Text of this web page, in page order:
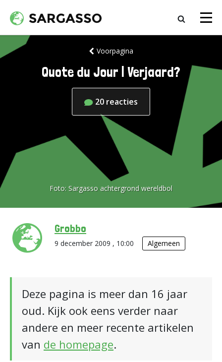
Voorpagina
Quote du Jour | Verjaard?
20 reacties
Foto: Sargasso achtergrond wereldbol
Grobbo
9 december 2009 , 10:00 Algemeen
Deze pagina is meer dan 16 jaar
oud. Kijk ook eens verder naar
andere en meer recente artikelen
van de homepage.